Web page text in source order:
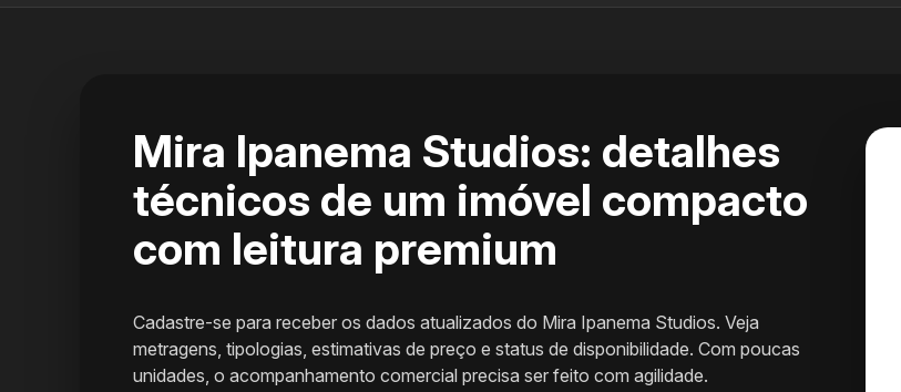
Mira Ipanema Studios: detalhes
técnicos de um imóvel compacto
com leitura premium
Cadastre-se para receber os dados atualizados do Mira Ipanema Studios. Veja
metragens, tipologias, estimativas de preço e status de disponibilidade. Com poucas
unidades, o acompanhamento comercial precisa ser feito com agilidade.